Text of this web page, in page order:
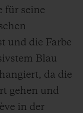
für seine
und die Farbe
Blau
da die
gehen und
in der